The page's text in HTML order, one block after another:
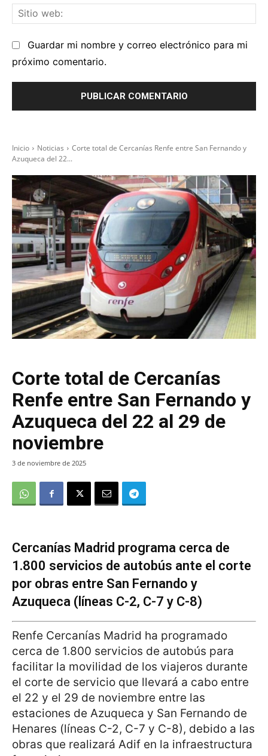
Guardar mi nombre y correo electrónico para mi
próximo comentario.